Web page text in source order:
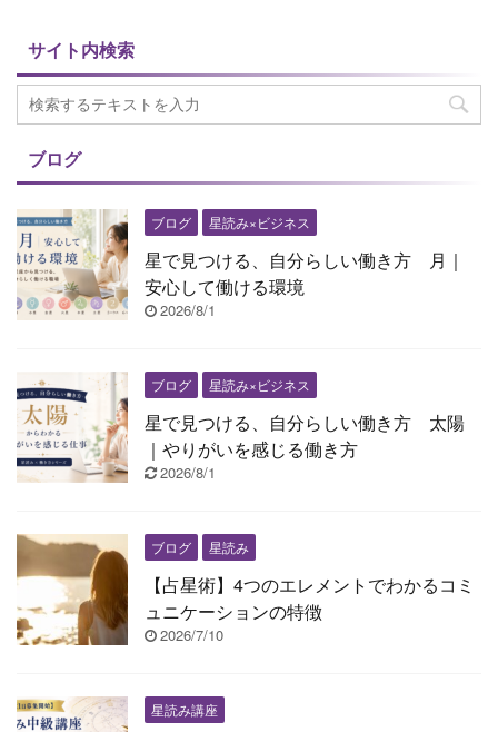
サイト内検索
ブログ
ブログ 星読み×ビジネス
星で見つける、自分らしい働き方 月｜
安心して働ける環境
2026/8/1
ブログ 星読み×ビジネス
星で見つける、自分らしい働き方 太陽
｜やりがいを感じる働き方
2026/8/1
ブログ 星読み
【占星術】4つのエレメントでわかるコミ
ュニケーションの特徴
2026/7/10
星読み講座